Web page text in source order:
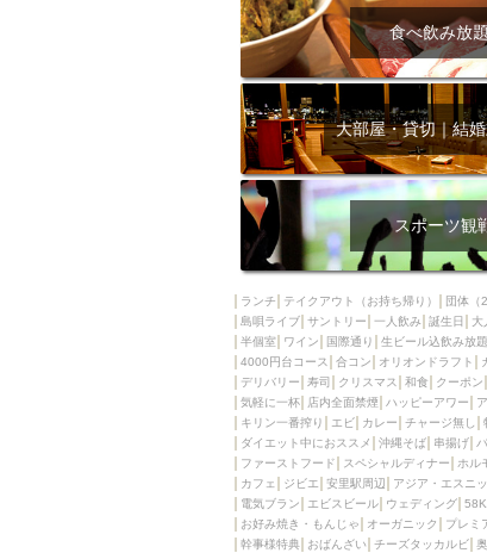
飲み放題付き
キリン一番搾
アレルギー対
ダイエット中
ソファー
ファーストフ
スクリーン
カニ
カフ
ホッピー
マイク
サ
市立病院前駅
綺麗orお洒落
クラフトビー
壺川駅周辺
ラクレット
食べ飲み放
大部屋・貸切｜結
スポーツ観
ランチ テイクアウト（お持ち帰り） 団体（
島唄ライブ サントリー 一人飲み 誕生日 大
半個室
ワイン 国際通り 生ビール込飲み放題
4000円台コース
合コン オリオンドラフト
デリバリー
寿司 クリスマス 和食 クーポン
気軽に一杯
店内全面禁煙 ハッピーアワー
キリン一番搾り
エビ カレー チャージ無し
ダイエット中におススメ
沖縄そば 串揚げ
ファーストフード
スペシャルディナー ホル
カフェ
ジビエ 安里駅周辺 アジア・エスニ
電気ブラン
エビスビール ウェディング
お好み焼き・もんじゃ
オーガニック プレミ
幹事様特典
おばんざい チーズタッカルビ